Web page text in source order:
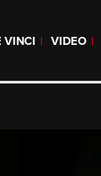
VINCI VIDEO